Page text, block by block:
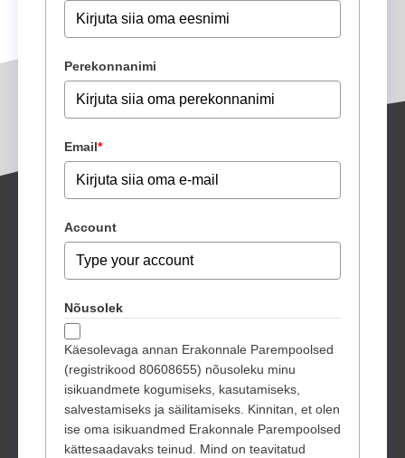
Perekonnanimi
Email*
Account
Nõusolek
Käesolevaga annan Erakonnale Parempoolsed
(registrikood 80608655) nõusoleku minu
isikuandmete kogumiseks, kasutamiseks,
salvestamiseks ja säilitamiseks. Kinnitan, et olen
ise oma isikuandmed Erakonnale Parempoolsed
kättesaadavaks teinud. Mind on teavitatud